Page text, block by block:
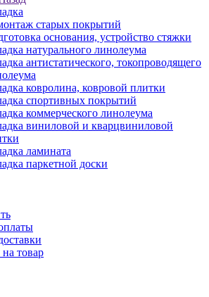
старых покрытий
основания, устройство стяжки
натурального линолеума
антистатического, токопроводящего
ковролина, ковровой плитки
спортивных покрытий
коммерческого линолеума
виниловой и кварцвиниловой
ламината
паркетной доски
товар